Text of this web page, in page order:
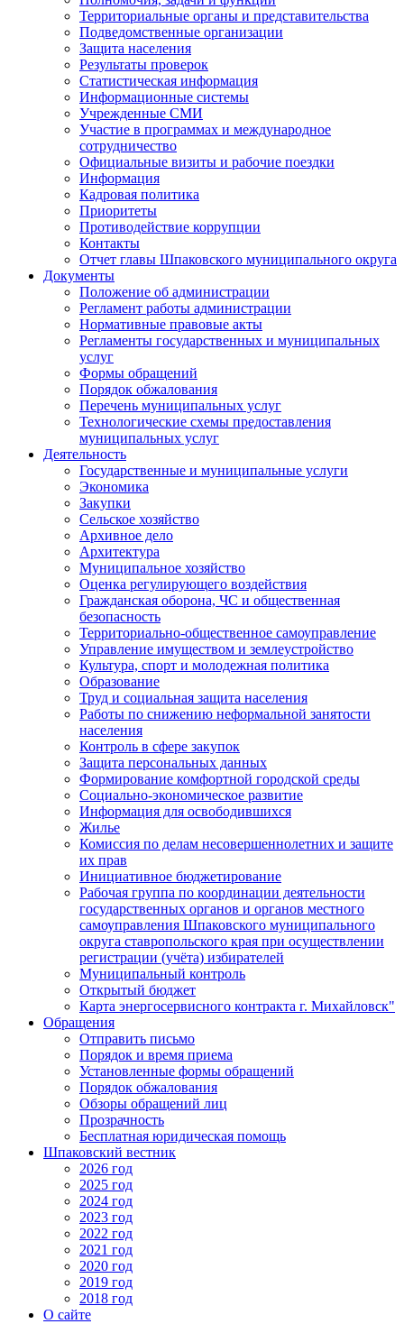
Территориальные органы и представительства
Подведомственные организации
Защита населения
Результаты проверок
Статистическая информация
Информационные системы
Учрежденные СМИ
Участие в программах и международное
сотрудничество
Официальные визиты и рабочие поездки
Информация
Кадровая политика
Приоритеты
Противодействие коррупции
Контакты
Отчет главы Шпаковского муниципального округа
Документы
Положение об администрации
Регламент работы администрации
Нормативные правовые акты
Регламенты государственных и муниципальных
услуг
Формы обращений
Порядок обжалования
Перечень муниципальных услуг
Технологические схемы предоставления
муниципальных услуг
Деятельность
Государственные и муниципальные услуги
Экономика
Закупки
Сельское хозяйство
Архивное дело
Архитектура
Муниципальное хозяйство
Оценка регулирующего воздействия
Гражданская оборона, ЧС и общественная
безопасность
Территориально-общественное самоуправление
Управление имуществом и землеустройство
Культура, спорт и молодежная политика
Образование
Труд и социальная защита населения
Работы по снижению неформальной занятости
населения
Контроль в сфере закупок
Защита персональных данных
Формирование комфортной городской среды
Социально-экономическое развитие
Информация для освободившихся
Жилье
Комиссия по делам несовершеннолетних и защите
их прав
Инициативное бюджетирование
Рабочая группа по координации деятельности
государственных органов и органов местного
самоуправления Шпаковского муниципального
округа ставропольского края при осуществлении
регистрации (учёта) избирателей
Муниципальный контроль
Открытый бюджет
Карта энергосервисного контракта г. Михайловск"
Обращения
Отправить письмо
Порядок и время приема
Установленные формы обращений
Порядок обжалования
Обзоры обращений лиц
Прозрачность
Бесплатная юридическая помощь
Шпаковский вестник
2026 год
2025 год
2024 год
2023 год
2022 год
2021 год
2020 год
2019 год
2018 год
О сайте